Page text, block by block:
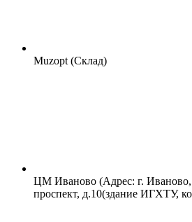
Muzopt (Склад)
ЦМ Иваново (Адрес: г.
проспект, д.10(здание ИГХТУ,